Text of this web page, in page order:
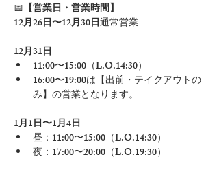
📅 【営業日・営業時間】
12月26日〜12月30日通常営業
12月31日
11:00〜15:00（L.O.14:30）
16:00〜19:00は【出前・テイクアウトの
み】の営業となります。
1月1日〜1月4日
昼：11:00〜15:00（L.O.14:30）
夜：17:00〜20:00（L.O.19:30）